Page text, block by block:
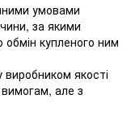
умовами
за якими
купленого ним
якості
але з